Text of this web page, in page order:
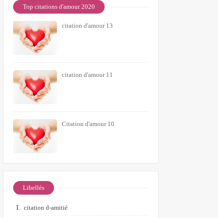
Top citations d'amour 2020
citation d'amour 13
citation d'amour 11
Citation d'amour 10
Libellés
citation d-amitié